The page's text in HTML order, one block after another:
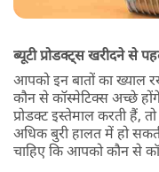
ब्यूटी प्रोडक्ट्स खरीदने से
आपको इन बातों का ख्याल
कौन से कॉस्मेटिक्स अच्छे
प्रोडक्ट इस्तेमाल करती हैं,
अधिक बुरी हालत में हो
चाहिए कि आपको कौन से